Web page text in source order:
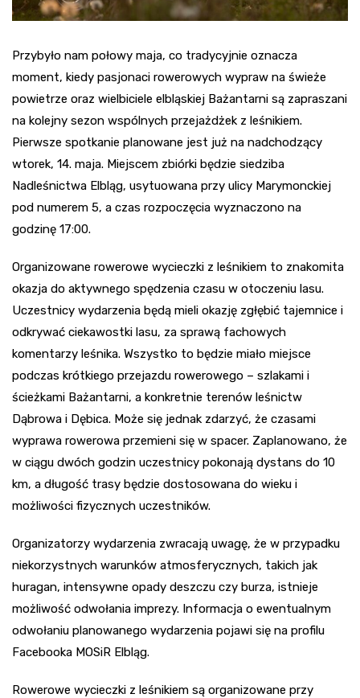
Przybyło nam połowy maja, co tradycyjnie oznacza
moment, kiedy pasjonaci rowerowych wypraw na świeże
powietrze oraz wielbiciele elbląskiej Bażantarni są zapraszani
na kolejny sezon wspólnych przejażdżek z leśnikiem.
Pierwsze spotkanie planowane jest już na nadchodzący
wtorek, 14. maja. Miejscem zbiórki będzie siedziba
Nadleśnictwa Elbląg, usytuowana przy ulicy Marymonckiej
pod numerem 5, a czas rozpoczęcia wyznaczono na
godzinę 17:00.
Organizowane rowerowe wycieczki z leśnikiem to znakomita
okazja do aktywnego spędzenia czasu w otoczeniu lasu.
Uczestnicy wydarzenia będą mieli okazję zgłębić tajemnice i
odkrywać ciekawostki lasu, za sprawą fachowych
komentarzy leśnika. Wszystko to będzie miało miejsce
podczas krótkiego przejazdu rowerowego – szlakami i
ścieżkami Bażantarni, a konkretnie terenów leśnictw
Dąbrowa i Dębica. Może się jednak zdarzyć, że czasami
wyprawa rowerowa przemieni się w spacer. Zaplanowano, że
w ciągu dwóch godzin uczestnicy pokonają dystans do 10
km, a długość trasy będzie dostosowana do wieku i
możliwości fizycznych uczestników.
Organizatorzy wydarzenia zwracają uwagę, że w przypadku
niekorzystnych warunków atmosferycznych, takich jak
huragan, intensywne opady deszczu czy burza, istnieje
możliwość odwołania imprezy. Informacja o ewentualnym
odwołaniu planowanego wydarzenia pojawi się na profilu
Facebooka MOSiR Elbląg.
Rowerowe wycieczki z leśnikiem są organizowane przy